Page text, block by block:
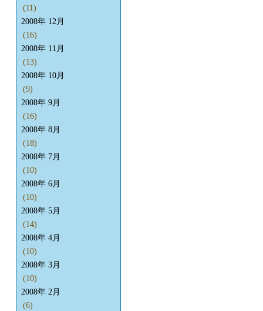
(11)
2008年 12月
(16)
2008年 11月
(13)
2008年 10月
(9)
2008年 9月
(16)
2008年 8月
(18)
2008年 7月
(10)
2008年 6月
(10)
2008年 5月
(14)
2008年 4月
(10)
2008年 3月
(10)
2008年 2月
(6)